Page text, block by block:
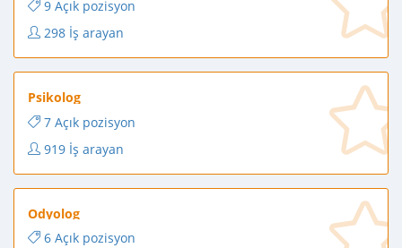
9 Açık pozisyon
298 İş arayan
Psikolog
7 Açık pozisyon
919 İş arayan
Odyolog
6 Açık pozisyon